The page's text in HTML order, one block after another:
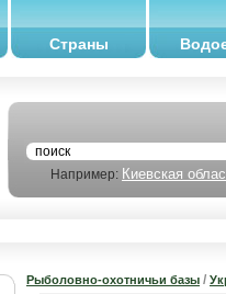
Страны
Например: Киевская
Рыболовно-охотничьи базы /